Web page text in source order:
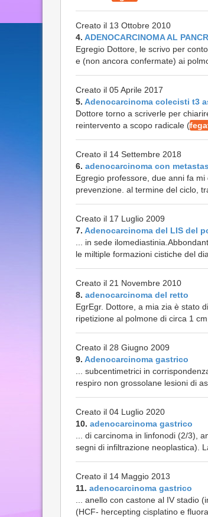
Creato il 13 Ottobre 2010
4. ADENOCARCINOMA AL
Egregio Dottore, le scrivo per
e (non ancora confermate) ai
Creato il 05 Aprile 2017
5. Adenocarcinoma colecisti t3
Dottore torno a scriverle per
reintervento a scopo radicale (
Creato il 14 Settembre 2018
6. adenocarcinoma con
Egregio professore, due anni fa
prevenzione. al termine del ciclo,
Creato il 17 Luglio 2009
7. Adenocarcinoma del LIS del
... in sede
le miltiple formazioni cistiche del
Creato il 21 Novembre 2010
8. adenocarcinoma del retto
EgrEgr. Dottore, a mia zia è stato
ripetizione al polmone di circa 1
Creato il 28 Giugno 2009
9. Adenocarcinoma gastrico
... subcentimetrici in
respiro non grossolane lesioni di
Creato il 04 Luglio 2020
10. adenocarcinoma gastrico
... di carcinoma in linfonodi (2/3),
segni di infiltrazione neoplastica).
Creato il 14 Maggio 2013
11. adenocarcinoma gastrico
... anello con castone al IV stadio
(HCF- hercepting cisplatino e